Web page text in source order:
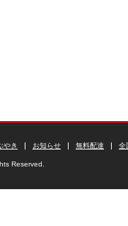
やき お知らせ 無料配達 全
Reserved.